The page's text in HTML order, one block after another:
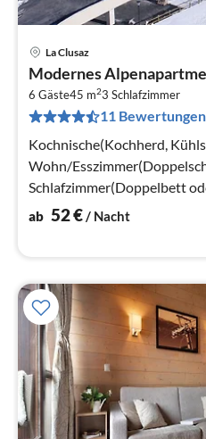
La Clusaz
Modernes
6 Gäste45 m23 Schlafzimmer
11 Bewertungen
Kochnische(Kochherd,
Wohn/
Schlafzimmer(Doppelbett
Schlafzimmer mit
ab 52€/ Nacht